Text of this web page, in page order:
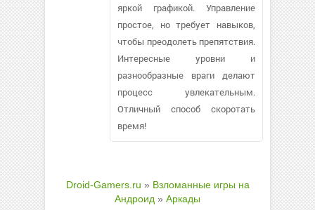
яркой графикой. Управление
простое, но требует навыков,
чтобы преодолеть препятствия.
Интересные уровни и
разнообразные враги делают
процесс увлекательным.
Отличный способ скоротать
время!
Droid-Gamers.ru » Взломанные игры на
Андроид » Аркады